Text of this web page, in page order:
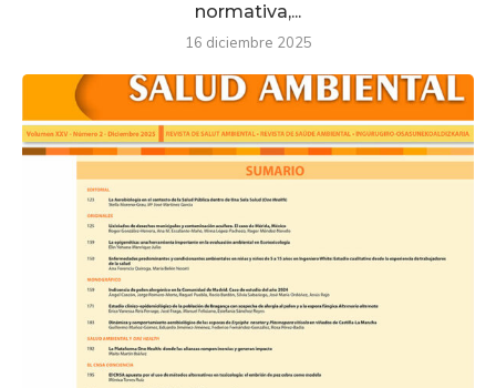
normativa,...
16 diciembre 2025